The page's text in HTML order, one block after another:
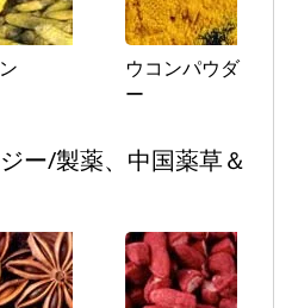
ウコンパウダ
ー
ー/製薬、中国薬草＆